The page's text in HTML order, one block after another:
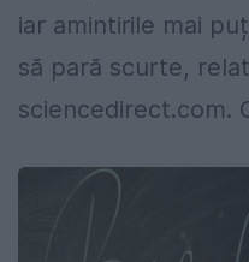
iar amintirile mai
să pară scurte,
sciencedirect.com.